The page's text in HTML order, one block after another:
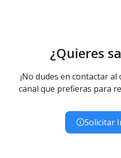
¿Quieres
¡No dudes en contactar
canal que prefieras para
Solicitar